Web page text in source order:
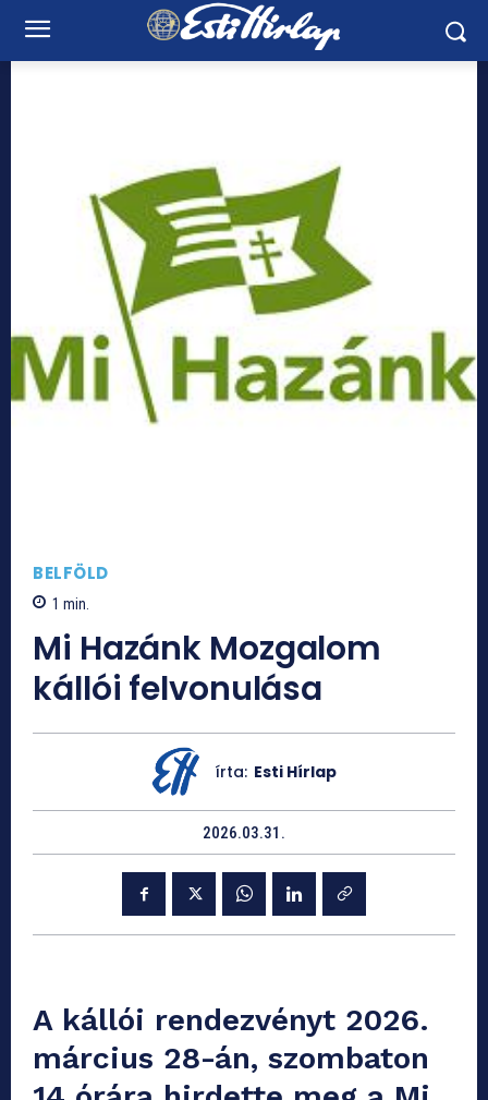
BELFÖLD
1 min.
Mi Hazánk Mozgalom
kállói felvonulása
írta: Esti Hírlap
2026.03.31.
A kállói rendezvényt 2026.
március 28-án, szombaton